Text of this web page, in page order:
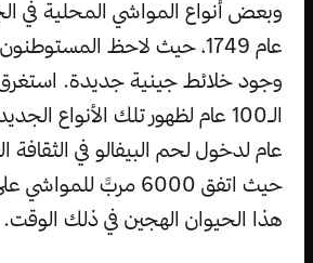
وبعض أنواع المواشي المحلية في
عام 1749، حيث لاحظ
وجود خلائط جينية جديدة. استغرق
عام لدخول لحم البيفالو في الثقافة
حيث اتفق 6000 مربًّ
هذا الحيوان الهجين في ذلك الوقت.